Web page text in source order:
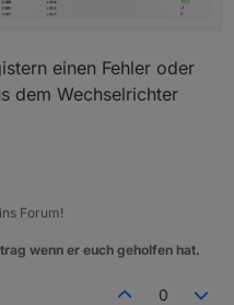
einen Fehler oder
dem Wechselrichter
Forum!
wenn er euch geholfen hat.
0